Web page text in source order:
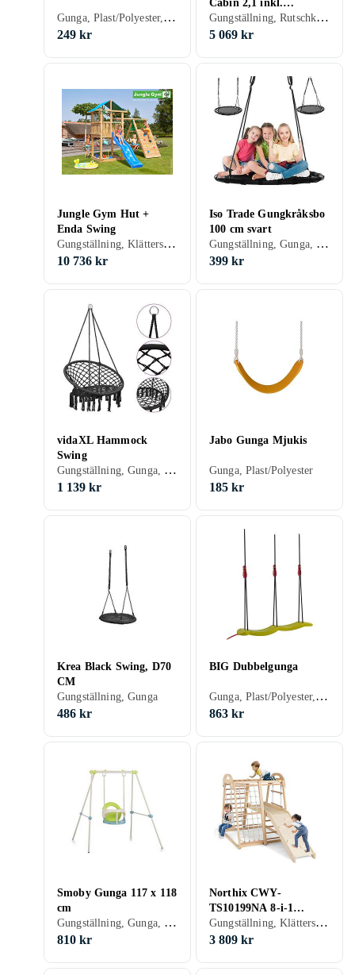
Gunga, Plast/Polyester, Trä, Babygunga, 20 kg
249 kr
Cabin 2,1 inkl.
gungmodul 220, grön
rutschkana
Gungställning, Rutschkana, Lekstuga & Lektorn, Gunga, Trä
5 069 kr
Jungle Gym Hut +
Enda Swing
Gungställning, Klätterställning, Rutschkana, Lekstuga & Lektorn, Gunga, Trä, Tvillinggunga
10 736 kr
Iso Trade Gungkråksbo
100 cm svart
Gungställning, Gunga, Kompisgunga
399 kr
vidaXL Hammock
Swing
Gungställning, Gunga, Gungbräda
1 139 kr
Jabo Gunga Mjukis
Gunga, Plast/Polyester
185 kr
Krea Black Swing, D70
CM
Gungställning, Gunga
486 kr
BIG Dubbelgunga
Gunga, Plast/Polyester, Babygunga
863 kr
Smoby Gunga 117 x 118
cm
Gungställning, Gunga, Babygunga
810 kr
Northix CWY-
TS10199NA 8-i-1
klätterset med
rutschkana och gunga
Gungställning, Klätterställning, Rutschkana, Gunga
3 809 kr